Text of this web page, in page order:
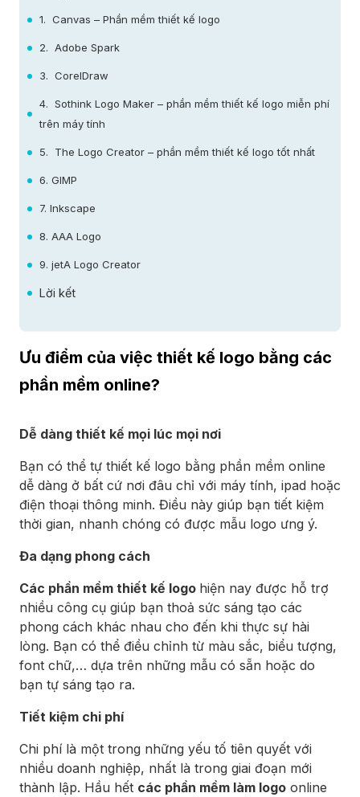
1. Canvas – Phần mềm thiết kế logo
2. Adobe Spark
3. CorelDraw
4. Sothink Logo Maker – phần mềm thiết kế logo miễn phí
trên máy tính
5. The Logo Creator – phần mềm thiết kế logo tốt nhất
6. GIMP
7. Inkscape
8. AAA Logo
9. jetA Logo Creator
Lời kết
Ưu điểm của việc thiết kế logo bằng các
phần mềm online?
Dễ dàng thiết kế mọi lúc mọi nơi
Bạn có thể tự thiết kế logo bằng phần mềm online
dễ dàng ở bất cứ nơi đâu chỉ với máy tính, ipad hoặc
điện thoại thông minh. Điều này giúp bạn tiết kiệm
thời gian, nhanh chóng có được mẫu logo ưng ý.
Đa dạng phong cách
Các phần mềm thiết kế logo hiện nay được hỗ trợ
nhiều công cụ giúp bạn thoả sức sáng tạo các
phong cách khác nhau cho đến khi thực sự hài
lòng. Bạn có thể điều chỉnh từ màu sắc, biểu tượng,
font chữ,… dựa trên những mẫu có sẵn hoặc do
bạn tự sáng tạo ra.
Tiết kiệm chi phí
Chi phí là một trong những yếu tố tiên quyết với
nhiều doanh nghiệp, nhất là trong giai đoạn mới
thành lập. Hầu hết các phần mềm làm logo online